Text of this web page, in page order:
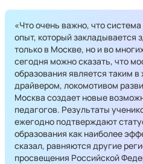
«Что очень важно, что
опыт, который закладывается
только в Москве, но и во
сегодня можно сказать, что
образования является таким
драйвером, локомотивом
Москва создает новые
педагогов. Результаты
ежегодно подтверждают
образования как наиболее
сказал, равняются другие
просвещения Российской